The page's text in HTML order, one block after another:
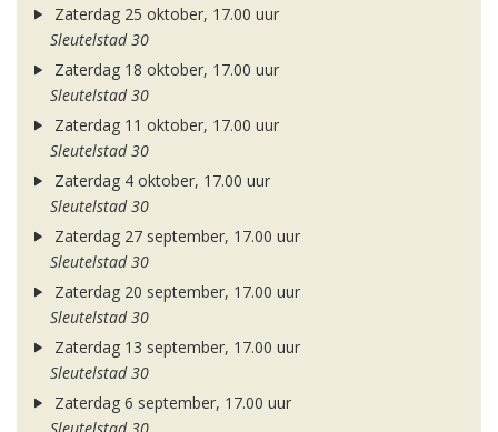
Zaterdag 25 oktober, 17.00 uur
Sleutelstad 30
Zaterdag 18 oktober, 17.00 uur
Sleutelstad 30
Zaterdag 11 oktober, 17.00 uur
Sleutelstad 30
Zaterdag 4 oktober, 17.00 uur
Sleutelstad 30
Zaterdag 27 september, 17.00 uur
Sleutelstad 30
Zaterdag 20 september, 17.00 uur
Sleutelstad 30
Zaterdag 13 september, 17.00 uur
Sleutelstad 30
Zaterdag 6 september, 17.00 uur